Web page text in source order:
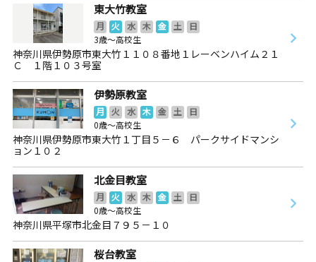
東大竹教室
月 火 水 木 金 土
日
3歳～高校生
神奈川県伊勢原市東大竹１１０８番地１レーベンハイム２１
Ｃ １階１０３号室
伊勢原教室
月 火 水 木 金 土
日
0歳～高校生
神奈川県伊勢原市東大竹１丁目５－６ パークサイドマンシ
ョン１０２
北金目教室
月 火 水 木 金 土
日
0歳～高校生
神奈川県平塚市北金目７９５－１０
桜台教室